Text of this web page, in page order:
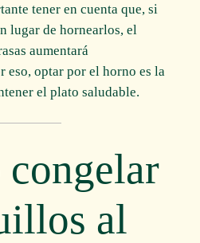
tener en cuenta que, si
lugar de hornearlos, el
aumentará
eso, optar por el horno es la
el plato saludable.
congelar
al